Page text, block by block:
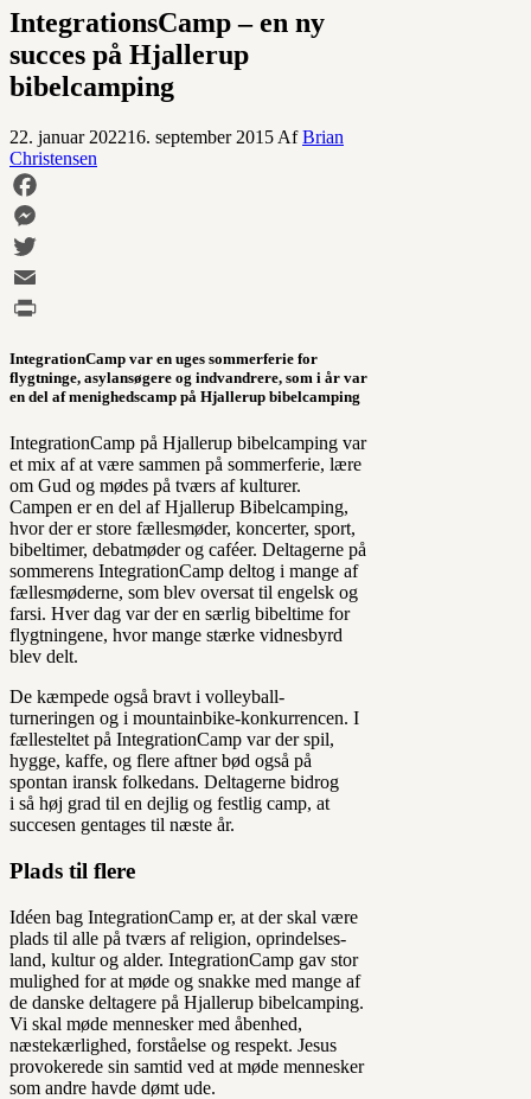
IntegrationsCamp – en ny
succes på Hjallerup
bibelcamping
22. januar 202216. september 2015 AfBrian
Christensen
Facebook
Messenger
Twitter
Email
IntegrationCamp var en uges sommerferie for
flygtninge, asylansøgere og indvandrere, som i år var
en del af menighedscamp på Hjallerup bibelcamping
IntegrationCamp på Hjallerup bibelcamping var
et mix af at være sammen på sommerferie, lære
om Gud og mødes på tværs af kulturer.
Campen er en del af Hjallerup Bibelcamping,
hvor der er store fællesmøder, koncerter, sport,
bibeltimer, debatmøder og caféer. Deltagerne på
sommerens IntegrationCamp deltog i mange af
fællesmøderne, som blev oversat til engelsk og
farsi. Hver dag var der en særlig bibeltime for
flygtningene, hvor mange stærke vidnesbyrd
blev delt.
De kæmpede også bravt i volleyball-
turneringen og i mountainbike-konkurrencen. I
fællesteltet på IntegrationCamp var der spil,
hygge, kaffe, og flere aftner bød også på
spontan iransk folkedans. Deltagerne bidrog
i så høj grad til en dejlig og festlig camp, at
succesen gentages til næste år.
Plads til flere
Idéen bag IntegrationCamp er, at der skal være
plads til alle på tværs af religion, oprindelses-
land, kultur og alder. IntegrationCamp gav stor
mulighed for at møde og snakke med mange af
de danske deltagere på Hjallerup bibelcamping.
Vi skal møde mennesker med åbenhed,
næstekærlighed, forståelse og respekt. Jesus
provokerede sin samtid ved at møde mennesker
som andre havde dømt ude.